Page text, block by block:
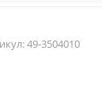
49-3504010